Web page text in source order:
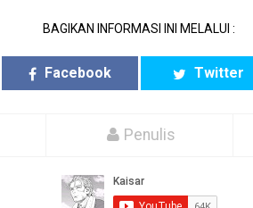
BAGIKAN INFORMASI INI MELALUI :
Facebook Twitter
Penulis